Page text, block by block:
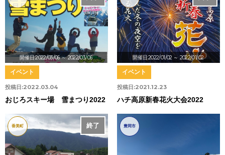
開催日:2022/03/06～ 2022/03/06
投稿日:2022.03.04
イベント
おじろスキー場 雪まつり2022
開催日:2022/01/02 ～ 2022/01/02
投稿日:2021.12.23
イベント
ハチ高原新春花火大会2022
終了
香美町 豊岡市